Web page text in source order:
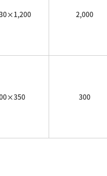
2,000
300